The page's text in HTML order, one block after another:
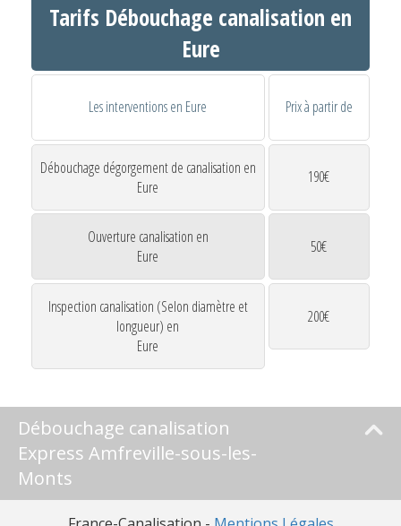
Tarifs Débouchage canalisation en
Eure
Les interventions en Eure Prix à partir de
Débouchage dégorgement de canalisation en
Eure
190€
Ouverture canalisation en
Eure
50€
Inspection canalisation (Selon diamètre et
longueur) en
Eure
200€
Débouchage canalisation
Express Amfreville-sous-les-
Monts